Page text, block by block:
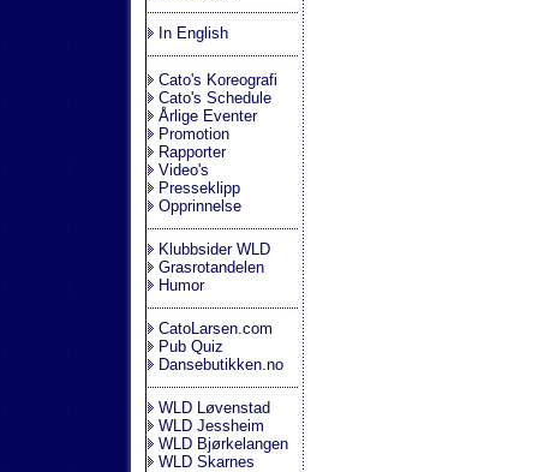
In English
Cato's Koreografi
Cato's Schedule
Årlige Eventer
Promotion
Rapporter
Video's
Presseklipp
Opprinnelse
Klubbsider WLD
Grasrotandelen
Humor
CatoLarsen.com
Pub Quiz
Dansebutikken.no
WLD Løvenstad
WLD Jessheim
WLD Bjørkelangen
WLD Skarnes